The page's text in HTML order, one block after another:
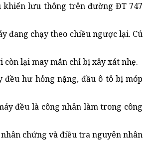
khiển lưu thông trên đường ĐT 747
đang chạy theo chiều ngược lại. Cú
lại may mắn chỉ bị xây xát nhẹ.
hư hỏng nặng, đầu ô tô bị móp
đều là công nhân làm trong công
chứng và điều tra nguyên nhân